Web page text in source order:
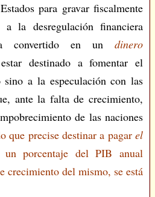
para gravar fiscalmente
a la desregulación financiera
convertido en un dinero
destinado a fomentar el
sino a la especulación con las
ante la falta de crecimiento,
de las naciones
que precise destinar a pagar el
porcentaje del PIB anual
crecimiento del mismo, se está